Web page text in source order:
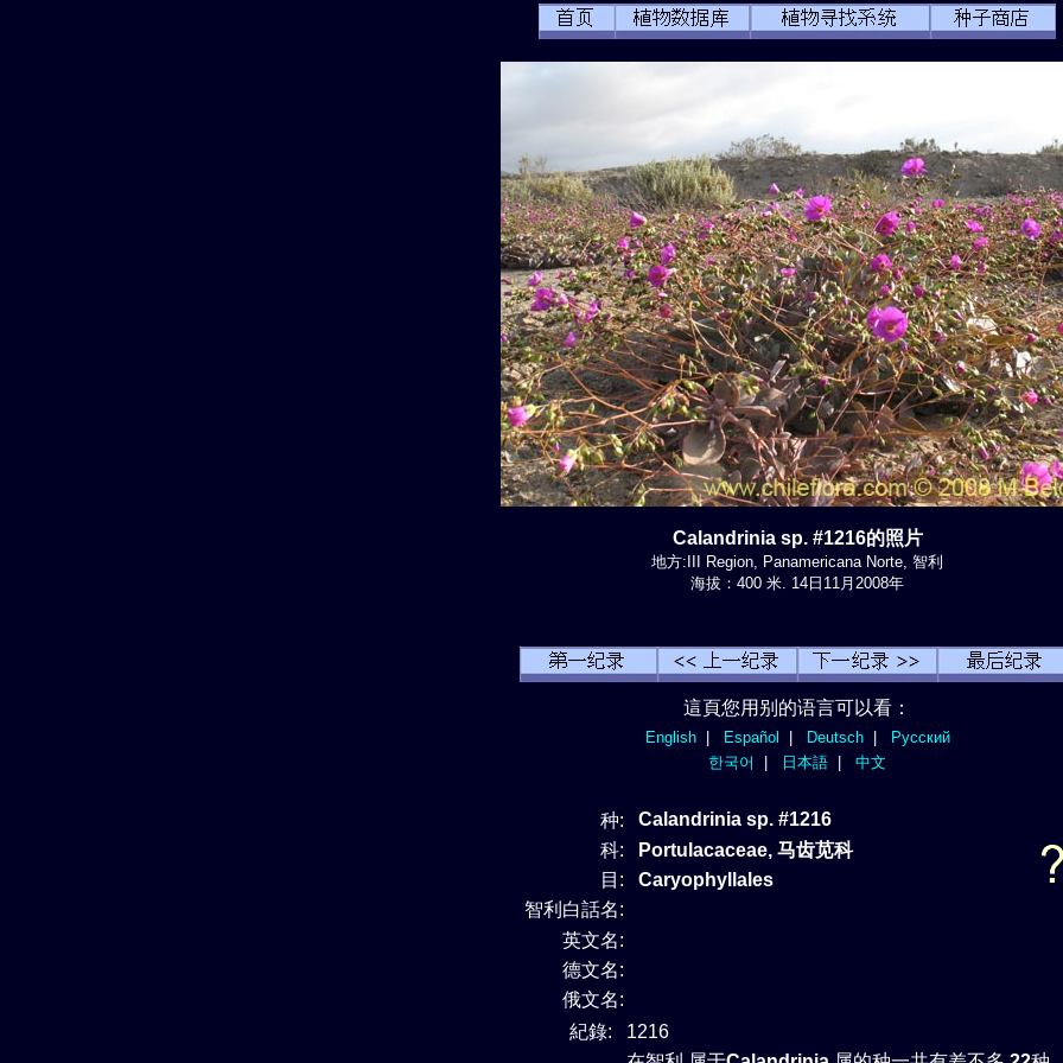
Calandrinia sp. #1216的照片
地方:III Region, Panamericana Norte, 智利
海拔：400 米. 14日11月2008年
這頁您用别的语言可以看：
English| Español Deutsch|
Русский
한국어
日本語 中文
种:
Calandrinia sp. #1216
科:
Portulacaceae, 马齿苋科
目:
Caryophyllales
智利白話名:
英文名:
德文名:
俄文名:
紀錄:
1216